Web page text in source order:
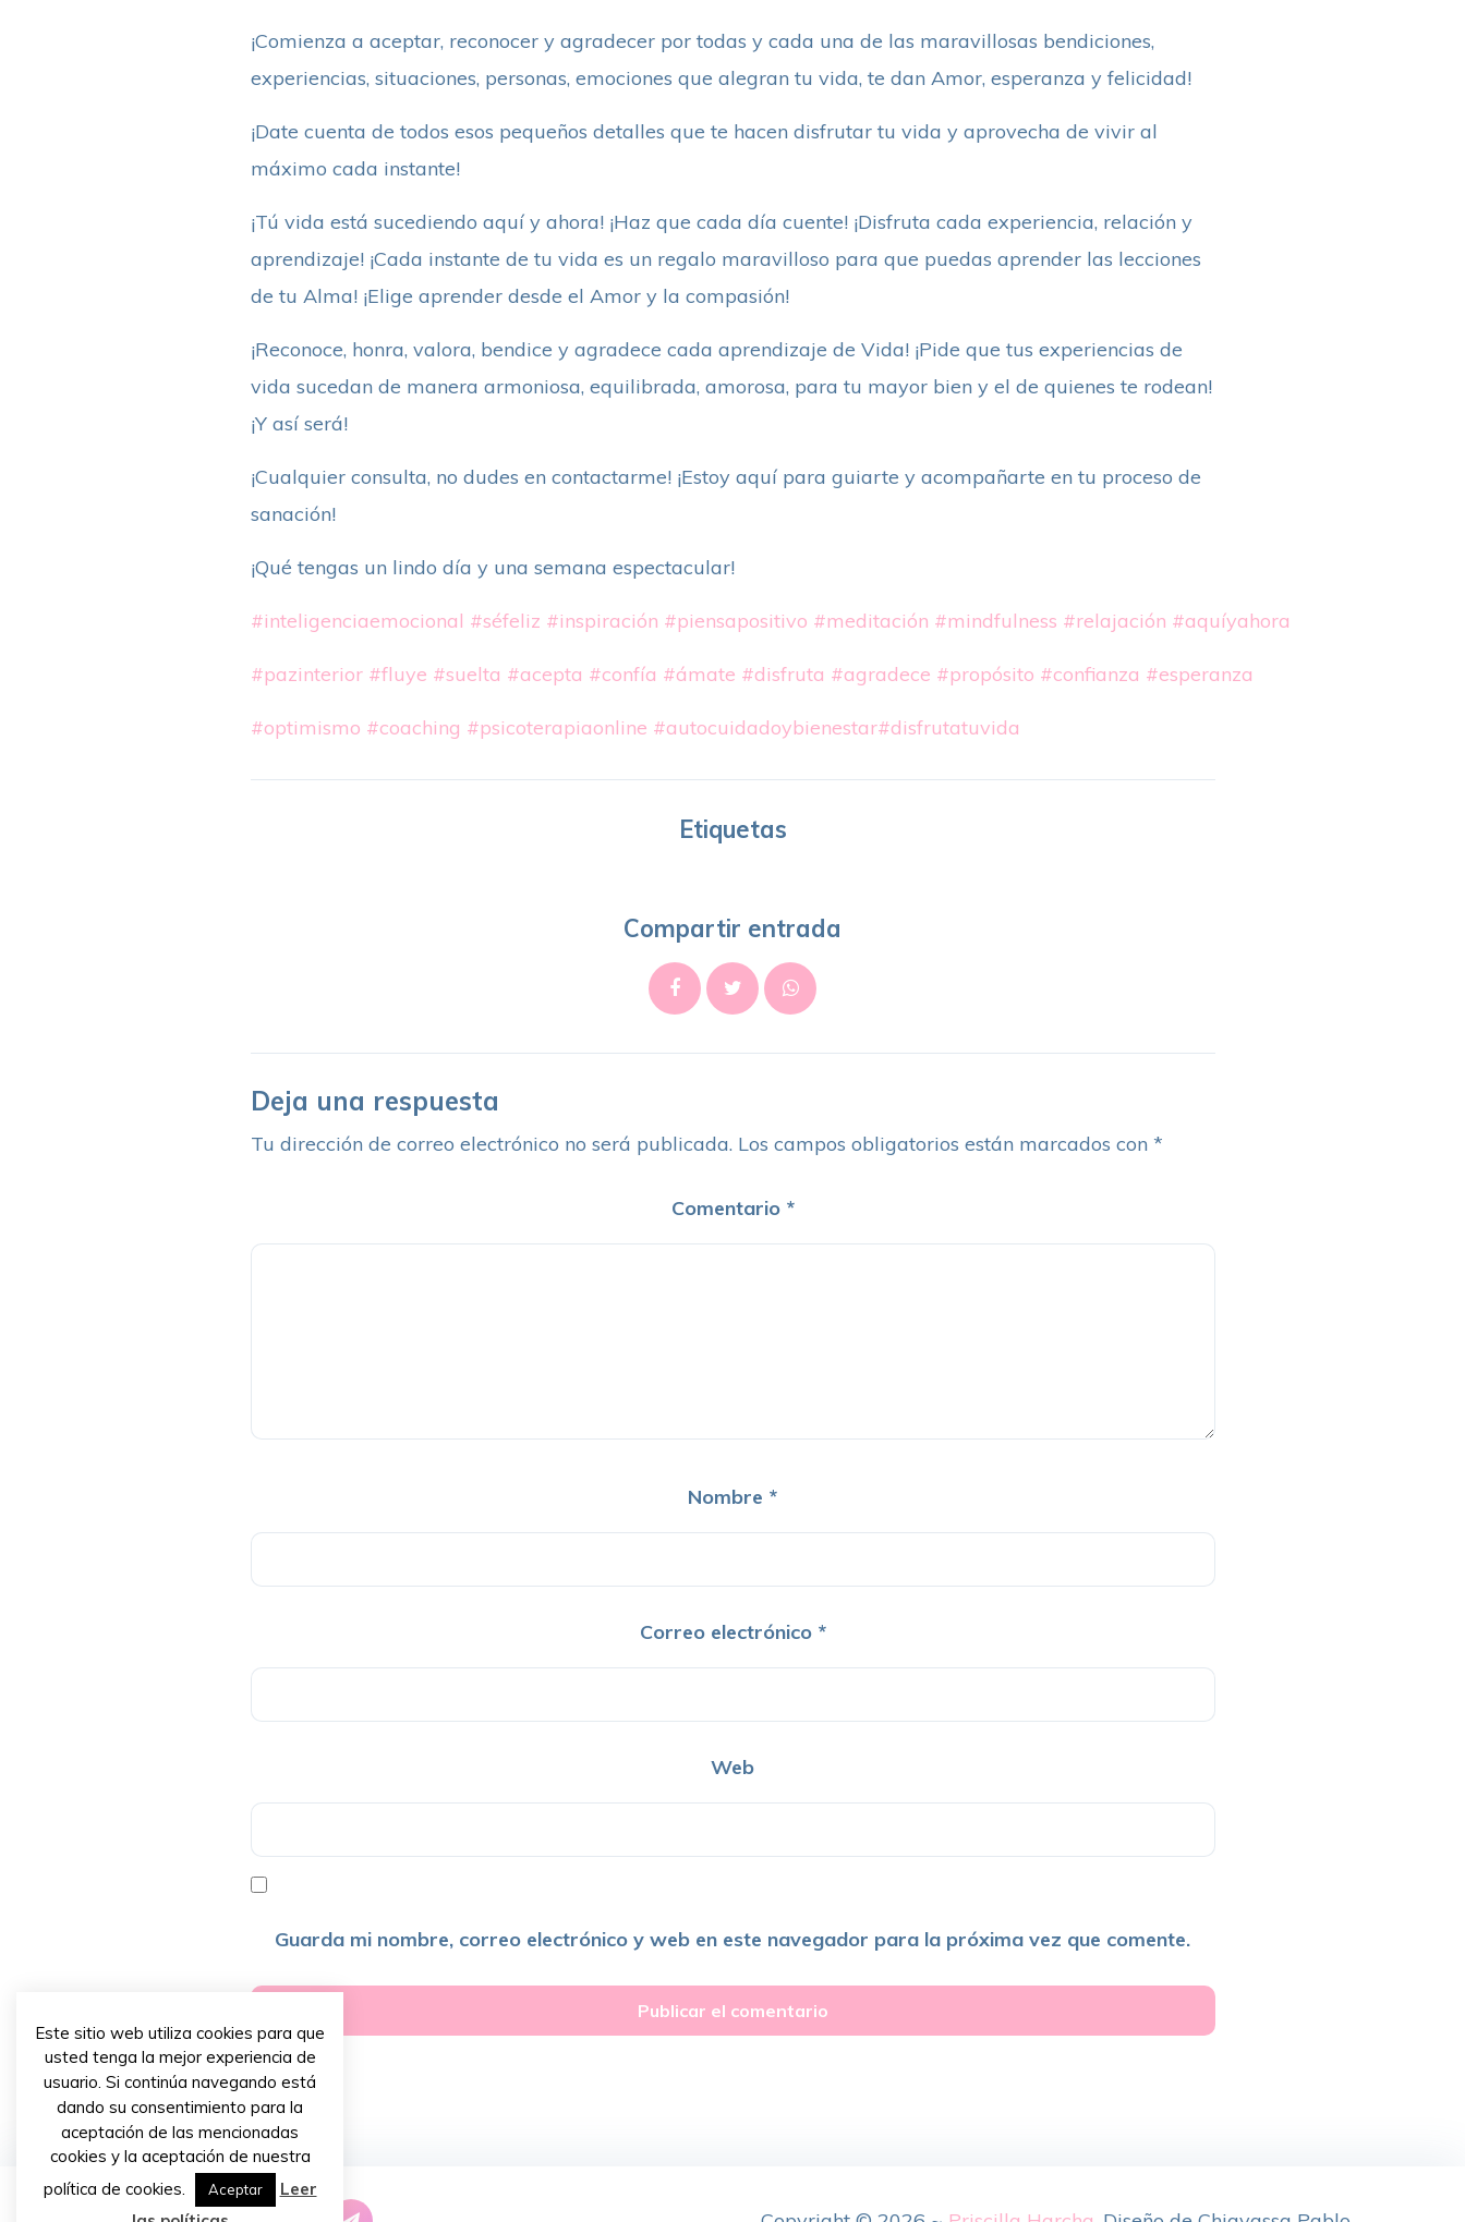
¡Comienza a aceptar, reconocer y agradecer por todas y cada una de las maravillosas bendiciones,
experiencias, situaciones, personas, emociones que alegran tu vida, te dan Amor, esperanza y felicidad!
¡Date cuenta de todos esos pequeños detalles que te hacen disfrutar tu vida y aprovecha de vivir al
máximo cada instante!
¡Tú vida está sucediendo aquí y ahora! ¡Haz que cada día cuente! ¡Disfruta cada experiencia, relación y
aprendizaje! ¡Cada instante de tu vida es un regalo maravilloso para que puedas aprender las lecciones
de tu Alma! ¡Elige aprender desde el Amor y la compasión!
¡Reconoce, honra, valora, bendice y agradece cada aprendizaje de Vida! ¡Pide que tus experiencias de
vida sucedan de manera armoniosa, equilibrada, amorosa, para tu mayor bien y el de quienes te rodean!
¡Y así será!
¡Cualquier consulta, no dudes en contactarme! ¡Estoy aquí para guiarte y acompañarte en tu proceso de
sanación!
¡Qué tengas un lindo día y una semana espectacular!
#inteligenciaemocional #séfeliz #inspiración #piensapositivo #meditación #mindfulness #relajación #aquíyahora
#pazinterior #fluye #suelta #acepta #confía #ámate #disfruta #agradece #propósito #confianza #esperanza
#optimismo #coaching #psicoterapiaonline #autocuidadoybienestar#disfrutatuvida
Etiquetas
Compartir entrada
Deja una respuesta
Tu dirección de correo electrónico no será publicada. Los campos obligatorios están marcados con *
Comentario *
Nombre *
Correo electrónico *
Web
Guarda mi nombre, correo electrónico y web en este navegador para la próxima vez que comente.
Este sitio web utiliza cookies para que
usted tenga la mejor experiencia de
usuario. Si continúa navegando está
dando su consentimiento para la
aceptación de las mencionadas
cookies y la aceptación de nuestra
política de cookies.
Aceptar
Leer